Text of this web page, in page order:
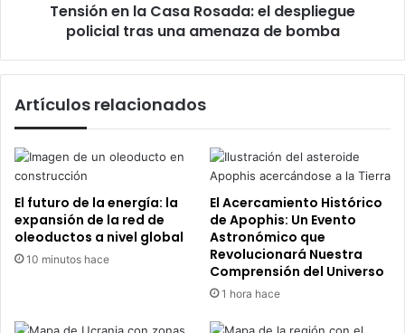
Tensión en la Casa Rosada: el despliegue
policial tras una amenaza de bomba
Artículos relacionados
El futuro de la energía: la
expansión de la red de
oleoductos a nivel global
10 minutos hace
El Acercamiento Histórico
de Apophis: Un Evento
Astronómico que
Revolucionará Nuestra
Comprensión del Universo
1 hora hace